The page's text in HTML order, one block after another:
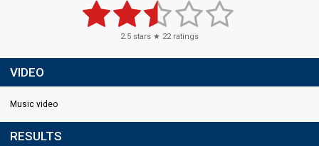
2.5 stars ★ 22ratings
VIDEO
Music video
RESULTS